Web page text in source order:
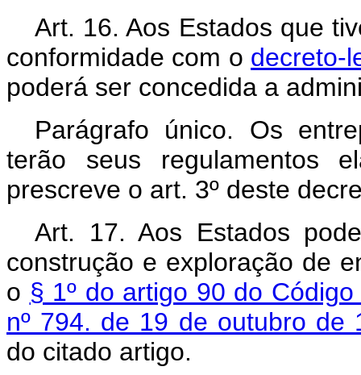
Art. 16. Aos Estados que
conformidade com o decreto-
poderá ser concedida a
Parágrafo único. Os
terão seus regulamentos
prescreve o art. 3º deste
Art. 17. Aos Estados
construção e exploração de
o § 1º do artigo 90 do
nº 794. de 19 de outubro de
do citado artigo.